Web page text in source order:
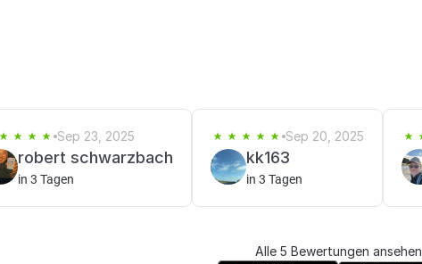
Sep 23, 2025
robert schwarzbach
in 3 Tagen
Sep 20, 2025
kk163
in 3 Tagen
Alle 5 Bewertungen ansehen